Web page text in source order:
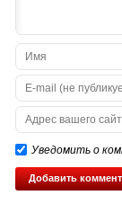
Уведомить о